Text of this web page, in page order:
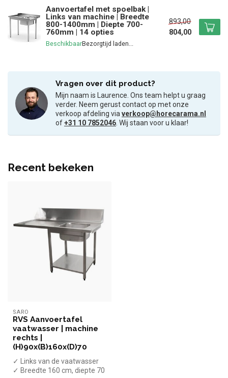
Aanvoertafel met spoelbak |
Links van machine | Breedte
800-1400mm | Diepte 700-
760mm | 14 opties
Beschikbaar
893,00
804,00
Vragen over dit product?
Mijn naam is Laurence. Ons team helpt u graag
verder. Neem gerust contact op met onze
verkoop afdeling viaverkoop@horecarama.nl
of+31 10 7852046. Wij staan voor u klaar!
Recent bekeken
SARO
RVS Aanvoertafel
vaatwasser | machine
rechts |
(H)90x(B)160x(D)70
✓ Links van de vaatwasser
✓ Breedte 160 cm, diepte 70